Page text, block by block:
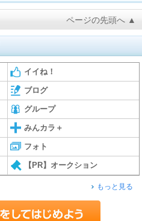
ページの先頭へ ▲
イイね！
ブログ
グループ
みんカラ＋
フォト
【PR】オークション
もっと見る